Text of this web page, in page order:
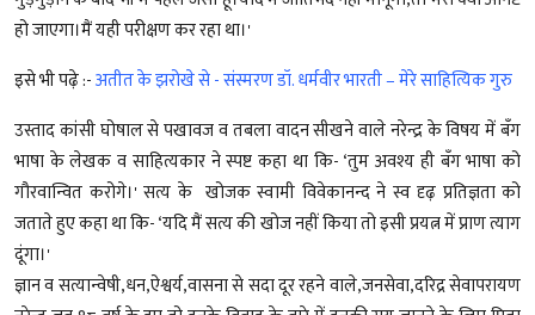
हो जाएगा।मैं यही परीक्षण कर रहा था।'
इसे भी पढ़े :-अतीत के झरोखे से - संस्मरण डॉ. धर्मवीर भारती – मेरे साहित्यिक गुरु
उस्ताद कांसी घोषाल से पखावज व तबला वादन सीखने वाले नरेन्द्र के विषय में बँग
भाषा के लेखक व साहित्यकार ने स्पष्ट कहा था कि- ‘तुम अवश्य ही बँग भाषा को
गौरवान्वित करोगे।' सत्य के खोजक स्वामी विवेकानन्द ने स्व दृढ़ प्रतिज्ञता को
जताते हुए कहा था कि- ‘यदि मैं सत्य की खोज नहीं किया तो इसी प्रयत्न में प्राण त्याग
दूंगा।'
ज्ञान व सत्यान्वेषी,धन,ऐश्वर्य,वासना से सदा दूर रहने वाले,जनसेवा,दरिद्र सेवापरायण